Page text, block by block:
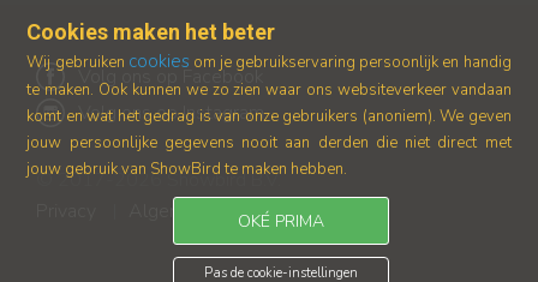
© 2017-2026 Showbird B.V.
Algemene voorwaarden
Volg ons op Facebook
Volg ons op Instagram
Cookies maken het beter
Wij gebruiken cookies om je gebruikservaring persoonlijk en handig
te maken. Ook kunnen we zo zien waar ons websiteverkeer vandaan
komt en wat het gedrag is van onze gebruikers (anoniem). We geven
jouw persoonlijke gegevens nooit aan derden die niet direct met
jouw gebruik van ShowBird te maken hebben.
OKÉ PRIMA
Pas de cookie-instellingen